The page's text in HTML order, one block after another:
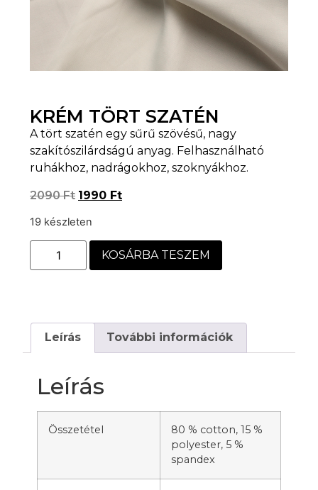
KRÉM TÖRT SZATÉN
A tört szatén egy sűrű szövésű, nagy
szakítószilárdságú anyag. Felhasználható
ruhákhoz, nadrágokhoz, szoknyákhoz.
2090Ft 1990 Ft
19 készleten
KOSÁRBA TESZEM
Leírás További információk
Leírás
Összetétel
80 % cotton, 15 %
polyester, 5 %
spandex